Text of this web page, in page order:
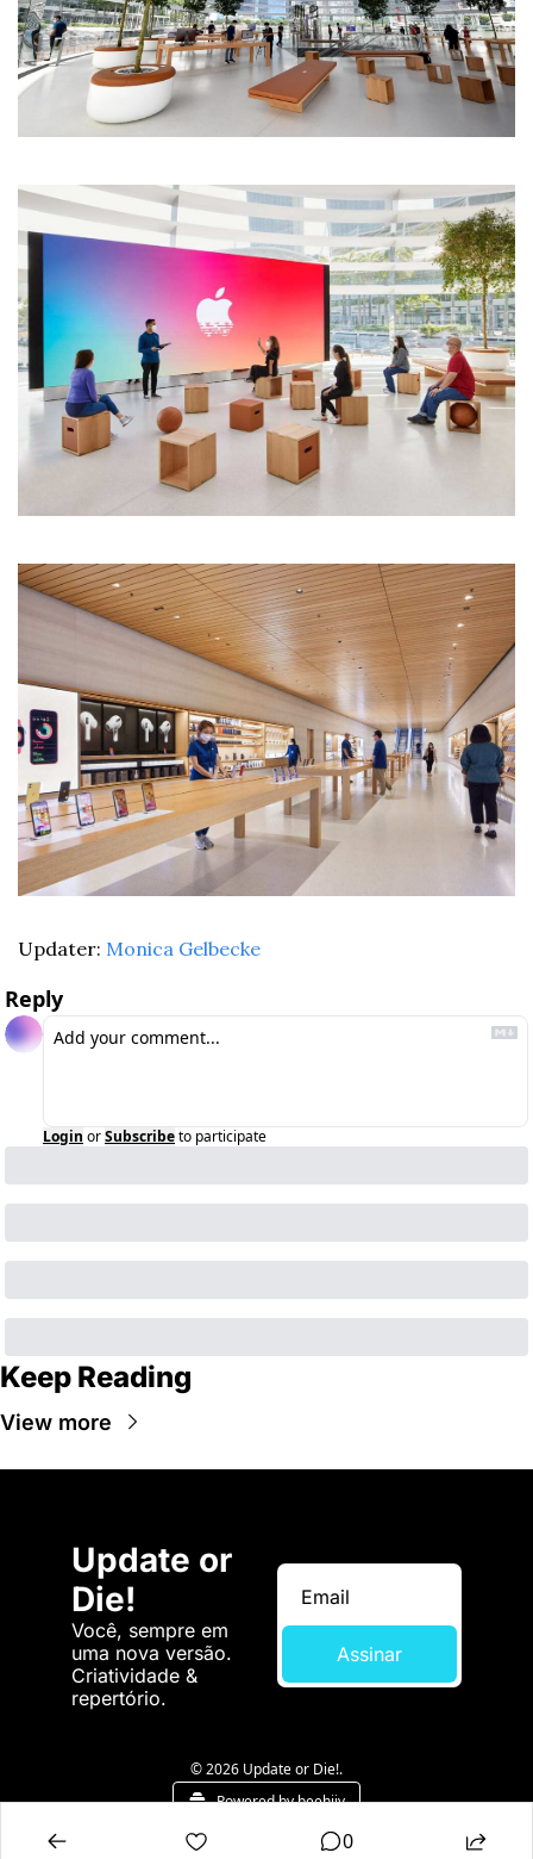
Updater: Monica Gelbecke
Reply
Login orSubscribeto participate
Keep Reading
View more
Update or
Die!
Você, sempre em
uma nova versão.
Criatividade &
repertório.
Assinar
© 2026 Update or Die!.
Powered by beehiiv
0